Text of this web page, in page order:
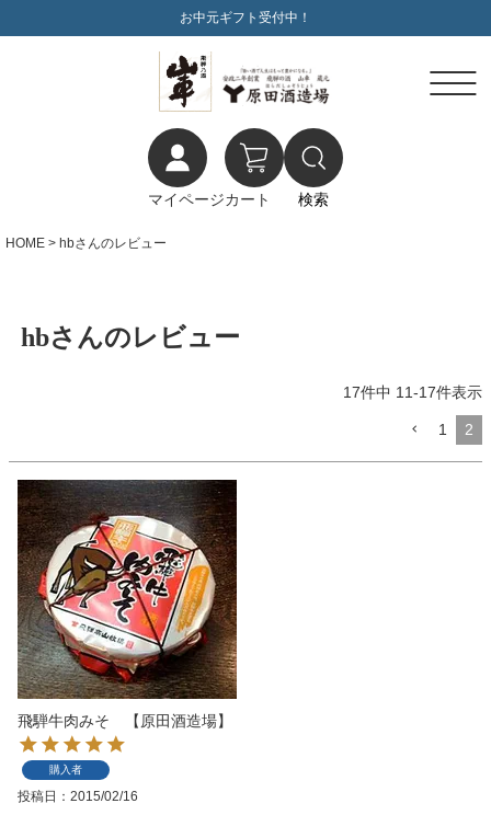
お中元ギフト受付中！
マイページカート 検索
HOME hbさんのレビュー
hbさんのレビュー
17件中 11-17件表示
1 2
飛騨牛肉みそ 【原田酒造場】
購入者
投稿日 2015/02/16